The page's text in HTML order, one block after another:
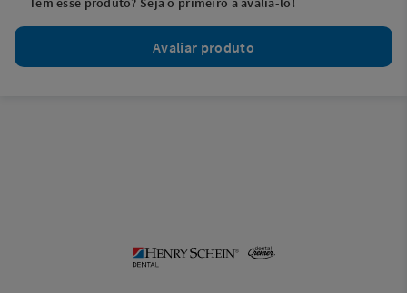
Avaliar produto